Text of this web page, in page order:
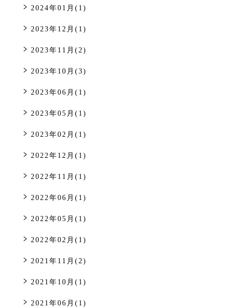
2024年01月(1)
2023年12月(1)
2023年11月(2)
2023年10月(3)
2023年06月(1)
2023年05月(1)
2023年02月(1)
2022年12月(1)
2022年11月(1)
2022年06月(1)
2022年05月(1)
2022年02月(1)
2021年11月(2)
2021年10月(1)
2021年06月(1)